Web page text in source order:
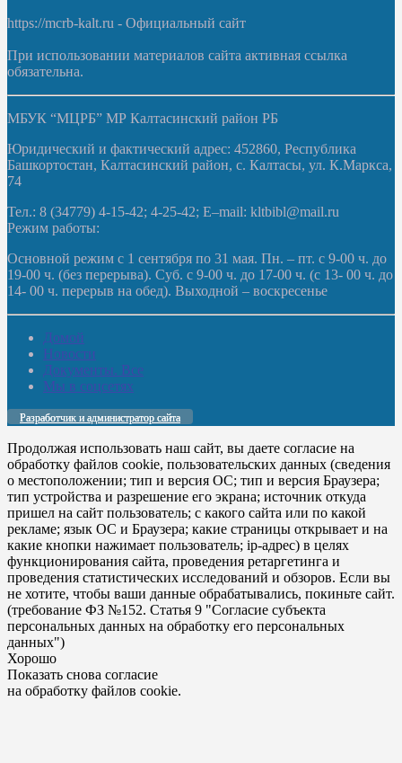
https://mcrb-kalt.ru - Официальный сайт
При использовании материалов сайта активная ссылка
обязательна.
МБУК “МЦРБ” МР Калтасинский район РБ
Юридический и фактический адрес: 452860, Республика
Башкортостан, Калтасинский район, с. Калтасы, ул. К.Маркса,
74
Тел.: 8 (34779) 4-15-42; 4-25-42; E–mail: kltbibl@mail.ru
Режим работы:
Основной режим с 1 сентября по 31 мая. Пн. – пт. с 9-00 ч. до
19-00 ч. (без перерыва). Суб. с 9-00 ч. до 17-00 ч. (с 13- 00 ч. до
14- 00 ч. перерыв на обед). Выходной – воскресенье
Домой
Новости
Документы. Все
Мы в соцсетях
Разработчик и администратор сайта
Продолжая использовать наш сайт, вы даете согласие на
обработку файлов cookie, пользовательских данных (сведения
о местоположении; тип и версия ОС; тип и версия Браузера;
тип устройства и разрешение его экрана; источник откуда
пришел на сайт пользователь; с какого сайта или по какой
рекламе; язык ОС и Браузера; какие страницы открывает и на
какие кнопки нажимает пользователь; ip-адрес) в целях
функционирования сайта, проведения ретаргетинга и
проведения статистических исследований и обзоров. Если вы
не хотите, чтобы ваши данные обрабатывались, покиньте сайт.
(требование ФЗ №152. Статья 9 "Согласие субъекта
персональных данных на обработку его персональных
данных")
Хорошо
Показать снова согласие
на обработку файлов cookie.